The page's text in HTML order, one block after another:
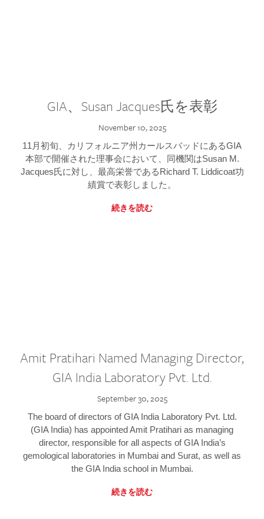
GIA、Susan Jacques氏を表彰
November 10, 2025
11月初旬、カリフォルニア州カールスバッドにあるGIA
本部で開催された理事会において、同機関はSusan M.
Jacques氏に対し、最高栄誉であるRichard T. Liddicoat功
績賞で表彰しました。
続きを読む
Amit Pratihari Named Managing Director,
GIA India Laboratory Pvt. Ltd.
September 30, 2025
The board of directors of GIA India Laboratory Pvt. Ltd.
(GIA India) has appointed Amit Pratihari as managing
director, responsible for all aspects of GIA India’s
gemological laboratories in Mumbai and Surat, as well as
the GIA India school in Mumbai.
続きを読む